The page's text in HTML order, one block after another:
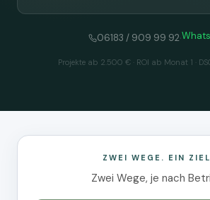
06183 / 909 99 92·
Projekte ab 2.500 € · ROI ab Monat 1 ·
ZWEI WEGE. EIN
Zwei Wege, je nach